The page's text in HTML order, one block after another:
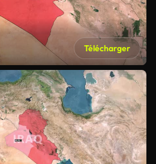
Télécharger